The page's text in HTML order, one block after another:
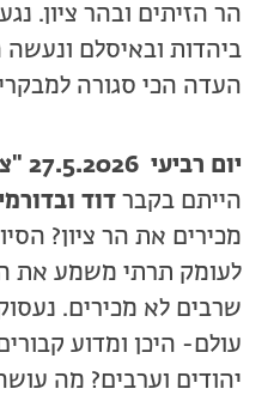
הר הזיתים ובהר ציון.
ביהדות ובאיסלם
העדה הכי סגורה
יום רביעי 27.5.2026 "ציון הלא תשאלו…"
הייתם בקבר דוד
מכירים את הר ציון?
לעומק תרתי משמע את
שרבים לא מכירים.
עולם- היכן ומדוע
יהודים וערבים? מה